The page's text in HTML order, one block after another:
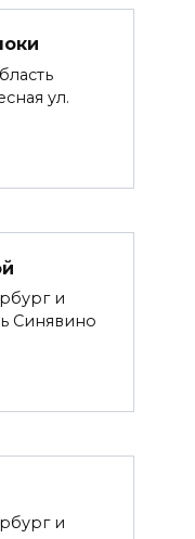
ул.
и
Синявино
и